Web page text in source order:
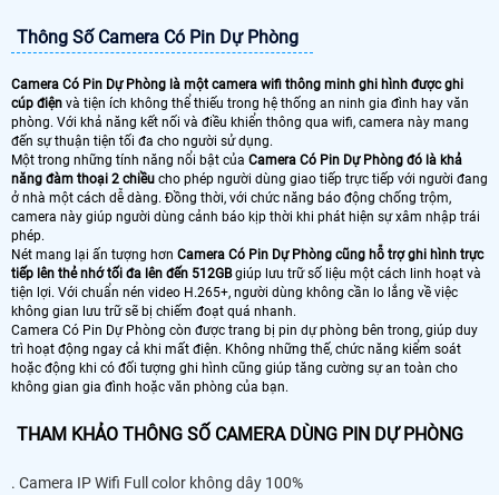
Thông Số Camera Có Pin Dự Phòng
Camera Có Pin Dự Phòng là một camera wifi thông minh ghi hình được ghi
cúp điện và tiện ích không thể thiếu trong hệ thống an ninh gia đình hay văn
phòng. Với khả năng kết nối và điều khiển thông qua wifi, camera này mang
đến sự thuận tiện tối đa cho người sử dụng.
Một trong những tính năng nổi bật của Camera Có Pin Dự Phòng đó là khả
năng đàm thoại 2 chiều cho phép người dùng giao tiếp trực tiếp với người đang
ở nhà một cách dễ dàng. Đồng thời, với chức năng báo động chống trộm,
camera này giúp người dùng cảnh báo kịp thời khi phát hiện sự xâm nhập trái
phép.
Nét mang lại ấn tượng hơn Camera Có Pin Dự Phòng cũng hỗ trợ ghi hình trực
tiếp lên thẻ nhớ tối đa lên đến 512GBgiúp lưu trữ số liệu một cách linh hoạt và
tiện lợi. Với chuẩn nén video H.265+, người dùng không cần lo lắng về việc
không gian lưu trữ sẽ bị chiếm đoạt quá nhanh.
Camera Có Pin Dự Phòng còn được trang bị pin dự phòng bên trong, giúp duy
trì hoạt động ngay cả khi mất điện. Không những thế, chức năng kiểm soát
hoặc động khi có đối tượng ghi hình cũng giúp tăng cường sự an toàn cho
không gian gia đình hoặc văn phòng của bạn.
THAM KHẢO THÔNG SỐ CAMERA DÙNG PIN DỰ PHÒNG
. Camera IP Wifi Full color không dây 100%